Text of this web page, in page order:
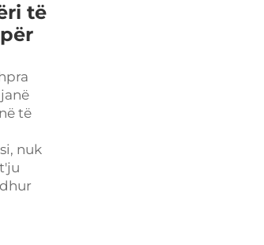
të
të
nuk